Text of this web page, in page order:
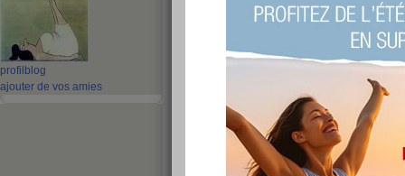
profil blog
ajouter de vos amies
Même pas